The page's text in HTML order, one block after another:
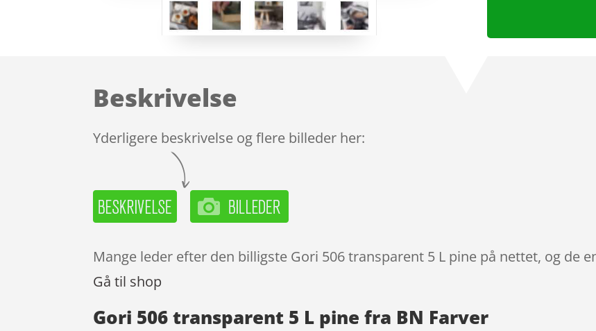
Beskrivelse
Yderligere beskrivelse og flere billeder her:
Mange leder efter den billigste Gori 506 transparent 5 L pine på nettet, og de
Gå til shop
Gori 506 transparent 5 L pine fra BN Farver